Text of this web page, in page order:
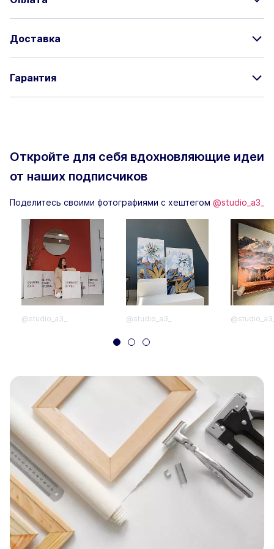
Доставка
Гарантия
Откройте для себя вдохновляющие идеи
от наших подписчиков
Поделитесь своими фотографиями с хештегом @studio_a3_
@studio_a3_ @studio_a3_